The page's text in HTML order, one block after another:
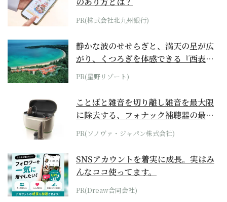
PR(株式会社北九州銀行)
静かな波のせせらぎと、満天の星が広
がり、くつろぎを体感できる『西表島
ホテル by...
PR(星野リゾート)
ことばと雑音を切り離し雑音を最大限
に除去する、フォナック補聴器の最上
位モデル
PR(ソノヴァ・ジャパン株式会社)
SNSアカウントを着実に成長。実はみ
んなココ使ってます。
PR(Dreaw合同会社)